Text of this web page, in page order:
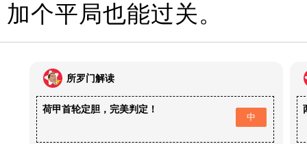
加个平局也能过关。
所罗门解读
荷甲首轮定胆，完美判定！
中